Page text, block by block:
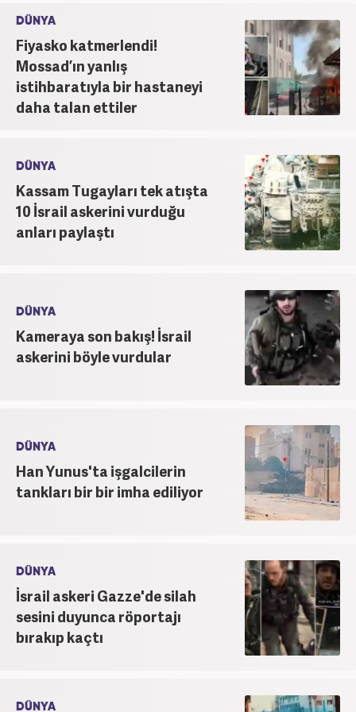
DÜNYA
Fiyasko katmerlendi!
Mossad’ın yanlış
istihbaratıyla bir hastaneyi
daha talan ettiler
DÜNYA
Kassam Tugayları tek atışta
10 İsrail askerini vurduğu
anları paylaştı
DÜNYA
Kameraya son bakış! İsrail
askerini böyle vurdular
DÜNYA
Han Yunus'ta işgalcilerin
tankları bir bir imha ediliyor
DÜNYA
İsrail askeri Gazze'de silah
sesini duyunca röportajı
bırakıp kaçtı
DÜNYA